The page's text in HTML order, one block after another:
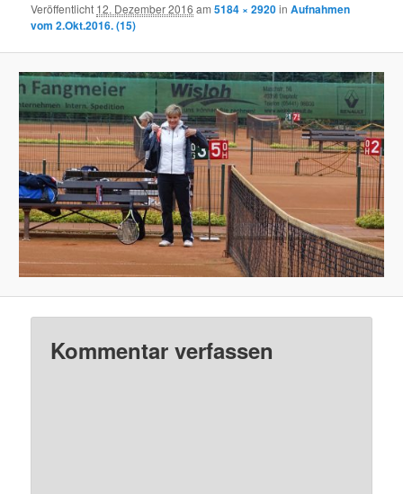
Veröffentlicht 12. Dezember 2016 am5184 × 2920inAufnahmen
vom 2.Okt.2016. (15)
Kommentar verfassen